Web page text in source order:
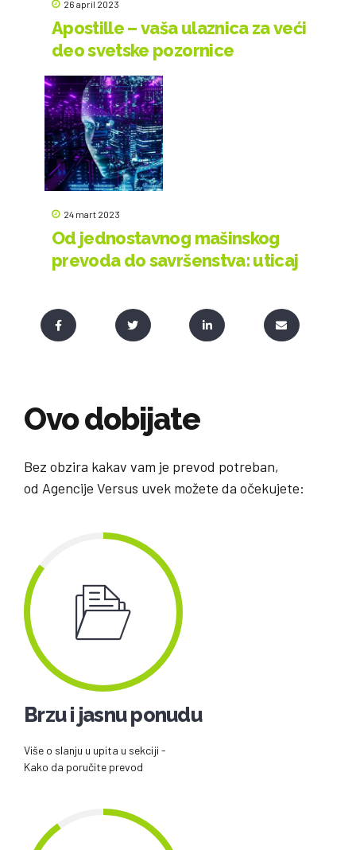
26 april 2023
Apostille – vaša ulaznica za veći
deo svetske pozornice
24 mart 2023
Od jednostavnog mašinskog
prevoda do savršenstva: uticaj
prevodilačku industriju
Ovo dobijate
Bez obzira kakav vam je prevod potreban,
od Agencije Versus uvek možete da očekujete:
Brzu i jasnu ponudu
Više o slanju u upita u sekciji -
Kako da poručite prevod